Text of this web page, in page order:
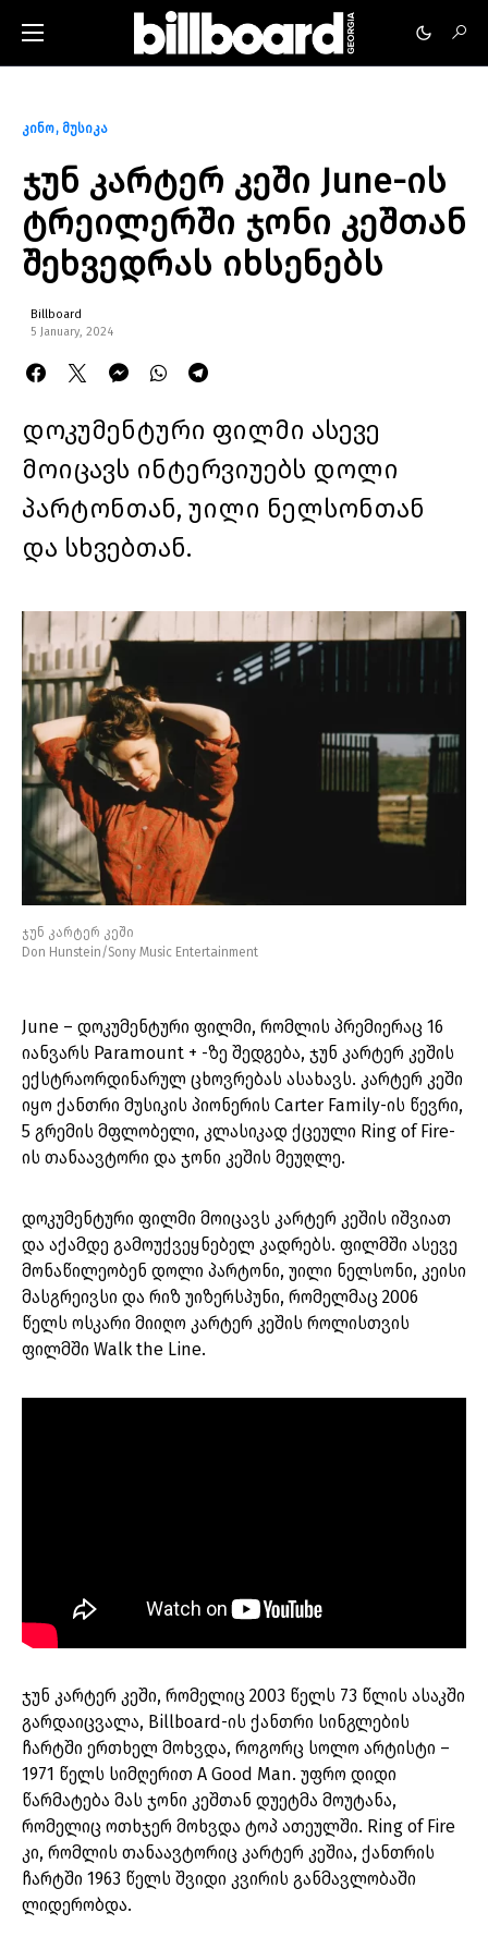
კინო მუსიკა
ჯუნ კარტერ კეში June-ის
ტრეილერში ჯონი კეშთან
შეხვედრას იხსენებს
Billboard
5 January, 2024
დოკუმენტური ფილმი ასევე
მოიცავს ინტერვიუებს დოლი
პარტონთან, უილი ნელსონთან
და სხვებთან.
ჯუნ კარტერ კეში
Don Hunstein/Sony Music Entertainment
June – დოკუმენტური ფილმი, რომლის პრემიერაც 16
იანვარს Paramount + -ზე შედგება, ჯუნ კარტერ კეშის
ექსტრაორდინარულ ცხოვრებას ასახავს. კარტერ კეში
იყო ქანთრი მუსიკის პიონერის Carter Family-ის წევრი,
5 გრემის მფლობელი, კლასიკად ქცეული Ring of Fire-
ის თანაავტორი და ჯონი კეშის მეუღლე.
დოკუმენტური ფილმი მოიცავს კარტერ კეშის იშვიათ
და აქამდე გამოუქვეყნებელ კადრებს. ფილმში ასევე
მონაწილეობენ დოლი პარტონი, უილი ნელსონი, კეისი
მასგრეივსი და რიზ უიზერსპუნი, რომელმაც 2006
წელს ოსკარი მიიღო კარტერ კეშის როლისთვის
ფილმში Walk the Line.
ჯუნ კარტერ კეში, რომელიც 2003 წელს 73 წლის ასაკში
გარდაიცვალა, Billboard-ის ქანთრი სინგლების
ჩარტში ერთხელ მოხვდა, როგორც სოლო არტისტი –
1971 წელს სიმღერით A Good Man. უფრო დიდი
წარმატება მას ჯონი კეშთან დუეტმა მოუტანა,
რომელიც ოთხჯერ მოხვდა ტოპ ათეულში. Ring of Fire
კი, რომლის თანაავტორიც კარტერ კეშია, ქანთრის
ჩარტში 1963 წელს შვიდი კვირის განმავლობაში
ლიდერობდა.